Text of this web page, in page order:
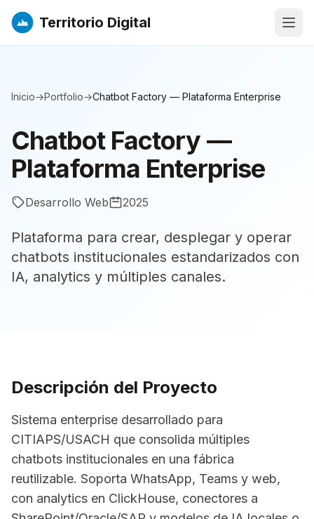
Territorio Digital
Inicio→Portfolio→Chatbot Factory — Plataforma Enterprise
Chatbot Factory —
Plataforma Enterprise
Desarrollo Web 2025
Plataforma para crear, desplegar y operar
chatbots institucionales estandarizados con
IA, analytics y múltiples canales.
Descripción del Proyecto
Sistema enterprise desarrollado para
CITIAPS/USACH que consolida múltiples
chatbots institucionales en una fábrica
reutilizable. Soporta WhatsApp, Teams y web,
con analytics en ClickHouse, conectores a